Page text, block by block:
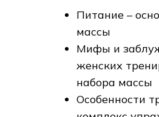
Питание –
массы
Мифы и
женских
набора массы
Особенности